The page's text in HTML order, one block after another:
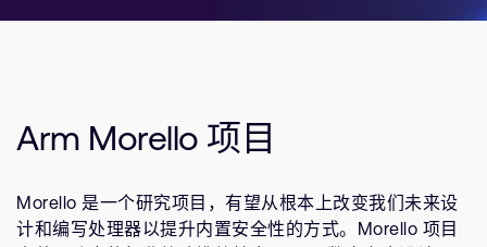
一般 IP 授权方案
教育项目
人才招聘
研究合作
需要 Arm ID 吗？ 在此注册
账户
工具软件
支持案例
Arm Morello 项目
Morello 是一个研究项目，有望从根本上改变我们未来设
计和编写处理器以提升内置安全性的方式。Morello 项目